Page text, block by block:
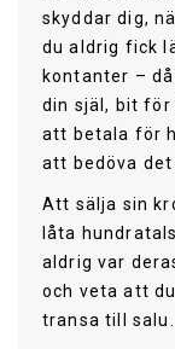
skyddar dig,
du aldrig fick
kontanter –
din själ, bit för
att betala för
att bedöva det
Att sälja sin
låta
aldrig var
och veta att
transa till salu.